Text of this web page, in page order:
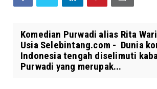
Komedian Purwadi alias Rita
Usia Selebintang.com - Dunia
Indonesia tengah diselimuti
Purwadi yang merupak...